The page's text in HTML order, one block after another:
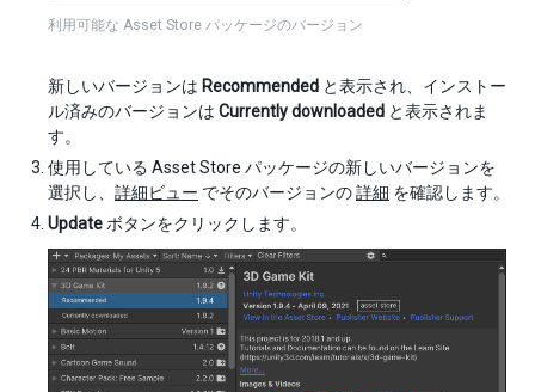
利用可能な Asset Store パッケージのバージョン
新しいバージョンは Recommended と表示され、インストー
ル済みのバージョンは Currently downloaded と表示されま
す。
使用している Asset Store パッケージの新しいバージョンを
選択し、 詳細ビュー でそのバージョンの詳細 を確認します。
Update ボタンをクリックします。